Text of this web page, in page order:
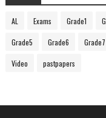
AL Exams Grade1
Grade5 Grade6 Grade7
Video pastpapers